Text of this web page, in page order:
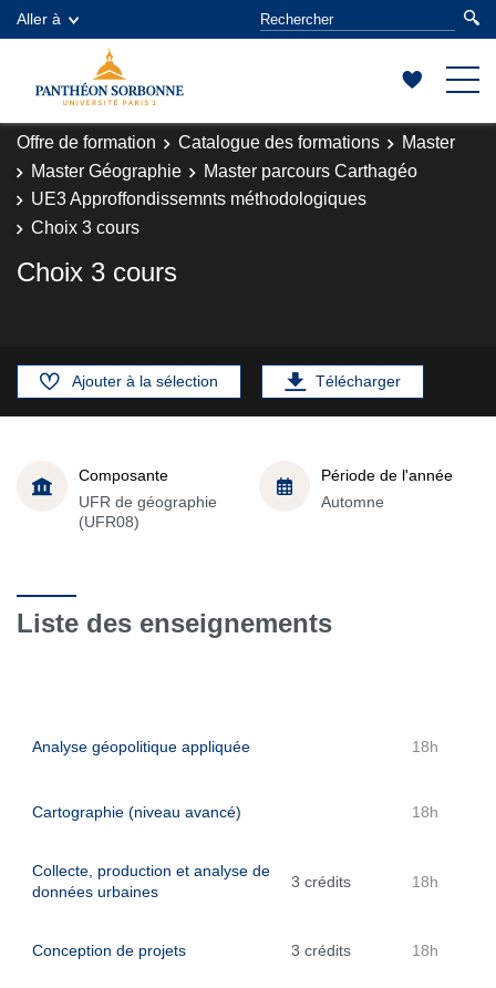
Aller à
Offre de formation Catalogue des formations
Master
Master Géographie
Master parcours Carthagéo
UE3 Approffondissemnts méthodologiques
Choix 3 cours
Choix 3 cours
Ajouter à la sélection Télécharger
Composante
UFR de géographie
(UFR08)
Période de l'année
Automne
Liste des enseignements
Analyse géopolitique appliquée 18h
Cartographie (niveau avancé) 18h
Collecte, production et analyse de
données urbaines
3 crédits 18h
Conception de projets 3 crédits 18h